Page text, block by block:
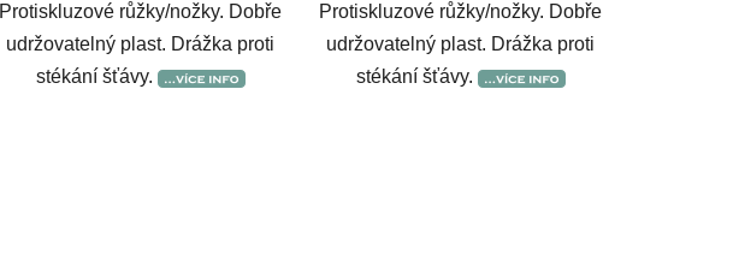
Protiskluzové růžky/nožky. Dobře
udržovatelný plast. Drážka proti
stékání šťávy.
Protiskluzové růžky/nožky. Dobře
udržovatelný plast. Drážka proti
stékání šťávy.